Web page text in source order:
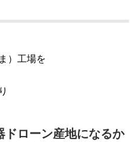
）工場を
ドローン産地になるか